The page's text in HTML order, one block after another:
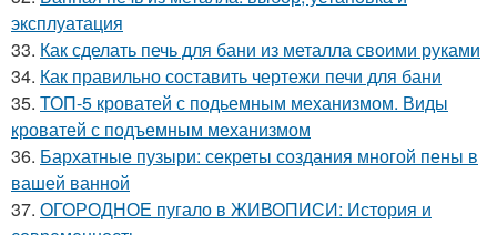
эксплуатация
33. Как сделать печь для бани из металла своими руками
34. Как правильно составить чертежи печи для бани
35. ТОП-5 кроватей с подьемным механизмом. Виды
кроватей с подъемным механизмом
36. Бархатные пузыри: секреты создания многой пены в
вашей ванной
37. ОГОРОДНОЕ пугало в ЖИВОПИСИ: История и